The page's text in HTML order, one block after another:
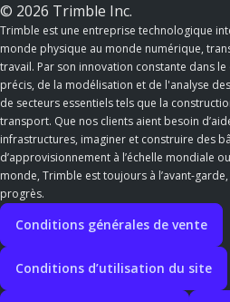
© 2026 Trimble Inc.
Trimble est une entreprise technologique
monde physique au monde numérique,
travail. Par son innovation constante dans
précis, de la modélisation et de l'analyse
de secteurs essentiels tels que la
transport. Que nos clients aient besoin
infrastructures, imaginer et construire des
d’approvisionnement à l’échelle mondiale
monde, Trimble est toujours à l’avant-
progrès.
Conditions générales de vente
Conditions d’utilisation du site